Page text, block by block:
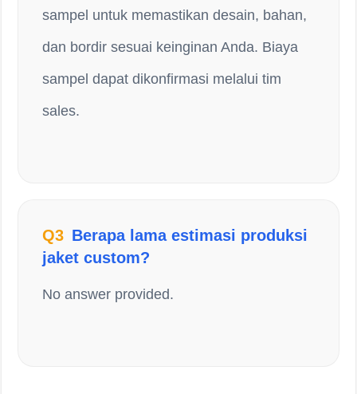
sampel untuk memastikan desain, bahan,
dan bordir sesuai keinginan Anda. Biaya
sampel dapat dikonfirmasi melalui tim
sales.
Q3 Berapa lama estimasi produksi
jaket custom?
No answer provided.